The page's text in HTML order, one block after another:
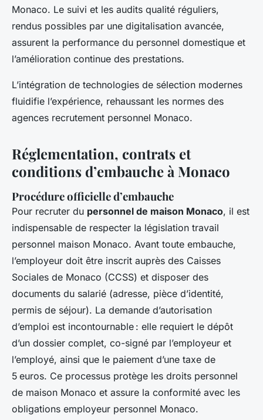
Monaco. Le suivi et les audits qualité réguliers,
rendus possibles par une digitalisation avancée,
assurent la performance du personnel domestique et
l’amélioration continue des prestations.
L’intégration de technologies de sélection modernes
fluidifie l’expérience, rehaussant les normes des
agences recrutement personnel Monaco.
Réglementation, contrats et
conditions d’embauche à Monaco
Procédure officielle d’embauche
Pour recruter du personnel de maison Monaco, il est
indispensable de respecter la législation travail
personnel maison Monaco. Avant toute embauche,
l’employeur doit être inscrit auprès des Caisses
Sociales de Monaco (CCSS) et disposer des
documents du salarié (adresse, pièce d’identité,
permis de séjour). La demande d’autorisation
d’emploi est incontournable : elle requiert le dépôt
d’un dossier complet, co-signé par l’employeur et
l’employé, ainsi que le paiement d’une taxe de
5 euros. Ce processus protège les droits personnel
de maison Monaco et assure la conformité avec les
obligations employeur personnel Monaco.